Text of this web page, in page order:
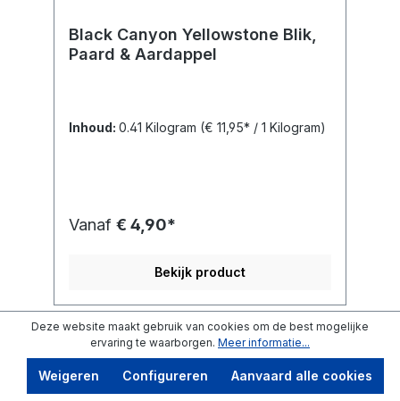
Black Canyon Yellowstone Blik,
Paard & Aardappel
Inhoud: 0.41 Kilogram (€ 11,95* / 1 Kilogram)
Vanaf € 4,90*
Bekijk product
Deze website maakt gebruik van cookies om de best mogelijke
ervaring te waarborgen. Meer informatie...
Weigeren Configureren Aanvaard alle cookies